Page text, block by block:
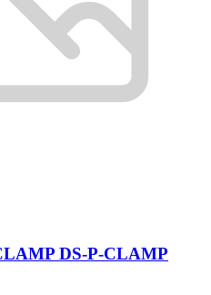
DS-P-CLAMP